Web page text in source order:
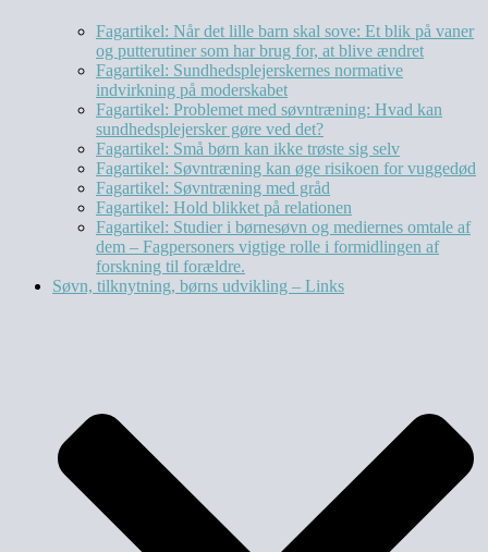
Fagartikel: Når det lille barn skal sove: Et blik på vaner
og putterutiner som har brug for, at blive ændret
Fagartikel: Sundhedsplejerskernes normative
indvirkning på moderskabet
Fagartikel: Problemet med søvntræning: Hvad kan
sundhedsplejersker gøre ved det?
Fagartikel: Små børn kan ikke trøste sig selv
Fagartikel: Søvntræning kan øge risikoen for vuggedød
Fagartikel: Søvntræning med gråd
Fagartikel: Hold blikket på relationen
Fagartikel: Studier i børnesøvn og mediernes omtale af
dem – Fagpersoners vigtige rolle i formidlingen af
forskning til forældre.
Søvn, tilknytning, børns udvikling – Links